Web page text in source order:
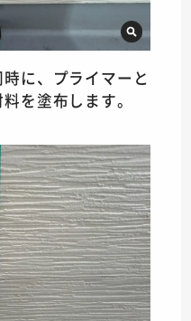
に、プライマーと
を塗布します。